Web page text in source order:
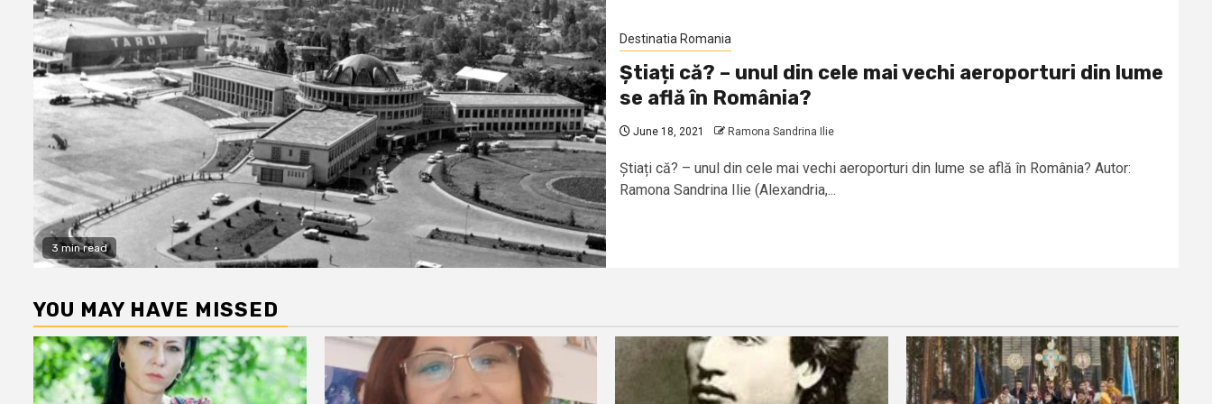
3 min read
Destinatia Romania
Știați că? – unul din cele mai vechi aeroporturi din lume
se află în România?
June 18, 2021 Ramona Sandrina Ilie
Știați că? – unul din cele mai vechi aeroporturi din lume se află în România? Autor:
Ramona Sandrina Ilie (Alexandria,...
YOU MAY HAVE MISSED